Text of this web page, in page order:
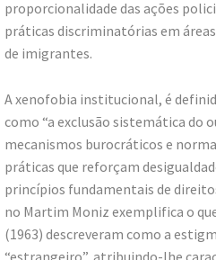
proporcionalidade das ações
práticas discriminatórias em
de imigrantes.
A xenofobia institucional, é
como “a exclusão sistemática do
mecanismos burocráticos e
práticas que reforçam
princípios fundamentais de
no Martim Moniz exemplifica o
(1963) descreveram como a
“estrangeiro”, atribuindo-lhe